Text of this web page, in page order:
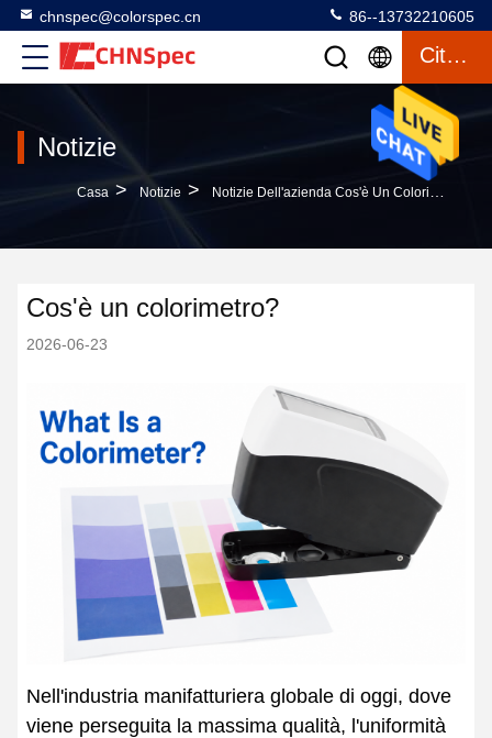
chnspec@colorspec.cn 86--13732210605
Citazione
Notizie
Casa > Notizie > Notizie Dell'azienda Cos'è Un Colorimetro?
Cos'è un colorimetro?
2026-06-23
Nell'industria manifatturiera globale di oggi, dove
viene perseguita la massima qualità, l'uniformità